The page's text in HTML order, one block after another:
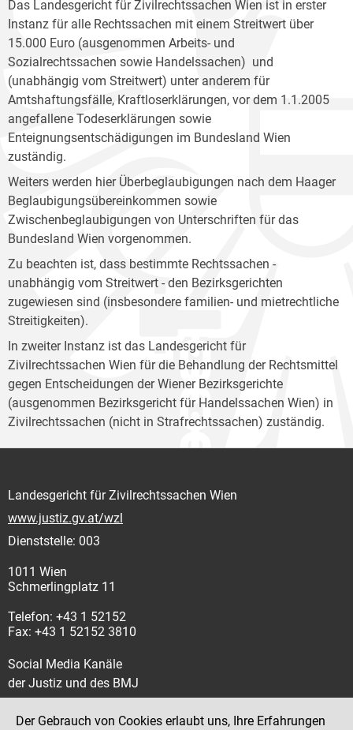
Das Landesgericht für Zivilrechtssachen Wien ist in erster
Instanz für alle Rechtssachen mit einem Streitwert über
15.000 Euro (ausgenommen Arbeits- und
Sozialrechtssachen sowie Handelssachen) und
(unabhängig vom Streitwert) unter anderem für
Amtshaftungsfälle, Kraftloserklärungen, vor dem 1.1.2005
angefallene Todeserklärungen sowie
Enteignungsentschädigungen im Bundesland Wien
zuständig.
Weiters werden hier Überbeglaubigungen nach dem Haager
Beglaubigungsübereinkommen sowie
Zwischenbeglaubigungen von Unterschriften für das
Bundesland Wien vorgenommen.
Zu beachten ist, dass bestimmte Rechtssachen -
unabhängig vom Streitwert - den Bezirksgerichten
zugewiesen sind (insbesondere familien- und mietrechtliche
Streitigkeiten).
In zweiter Instanz ist das Landesgericht für
Zivilrechtssachen Wien für die Behandlung der Rechtsmittel
gegen Entscheidungen der Wiener Bezirksgerichte
(ausgenommen Bezirksgericht für Handelssachen Wien) in
Zivilrechtssachen (nicht in Strafrechtssachen) zuständig.
Landesgericht für Zivilrechtssachen Wien
www.justiz.gv.at/wzl
Dienststelle: 003
1011 Wien
Schmerlingplatz 11
Telefon: +43 1 52152
Fax: +43 1 52152 3810
Social Media Kanäle
der Justiz und des BMJ
Der Gebrauch von Cookies erlaubt uns, Ihre Erfahrungen